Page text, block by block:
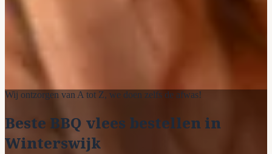
Wij ontzorgen van A tot Z, we doen zelfs de afwas!
Beste BBQ vlees bestellen in
Winterswijk